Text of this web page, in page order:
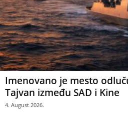
Imenovano je mesto
Tajvan između SAD i Kine
4. August 2026.